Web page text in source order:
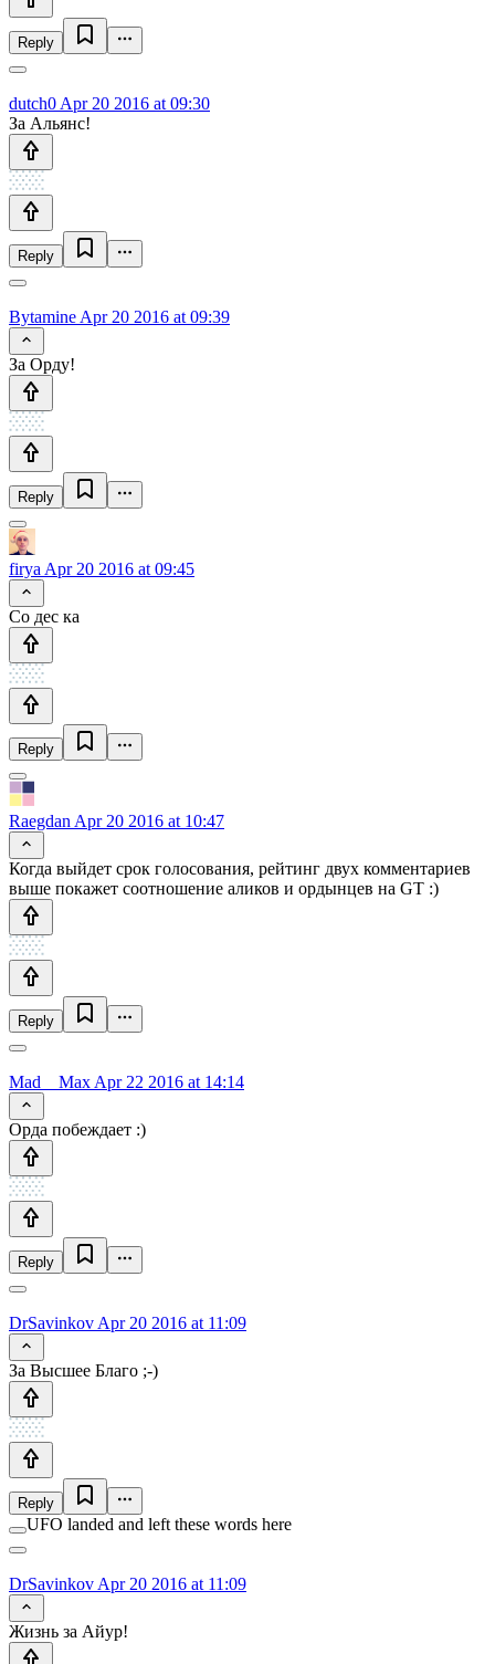
Reply
dutch0 Apr 20 2016 at 09:30
За Альянс!
Reply
Bytamine Apr 20 2016 at 09:39
За Орду!
Reply
firya Apr 20 2016 at 09:45
Со дес ка
Reply
Raegdan Apr 20 2016 at 10:47
Когда выйдет срок голосования, рейтинг двух комментариев
выше покажет соотношение аликов и ордынцев на GT :)
Reply
Mad__Max Apr 22 2016 at 14:14
Орда побеждает :)
Reply
DrSavinkov Apr 20 2016 at 11:09
За Высшее Благо ;-)
Reply
UFO landed and left these words here
DrSavinkov Apr 20 2016 at 11:09
Жизнь за Айур!